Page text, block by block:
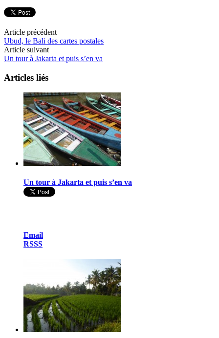
Article précédent
Ubud, le Bali des cartes postales
Article suivant
Un tour à Jakarta et puis s’en va
Articles liés
Un tour à Jakarta et puis s’en va
Email
RSSS